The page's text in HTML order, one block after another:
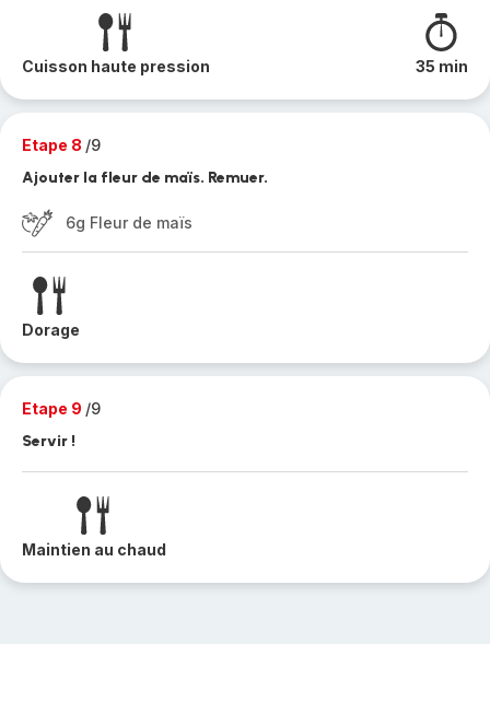
Cuisson haute pression 35 min
Etape 8 /9
Ajouter la fleur de maïs. Remuer.
6g Fleur de maïs
Dorage
Etape 9 /9
Servir !
Maintien au chaud